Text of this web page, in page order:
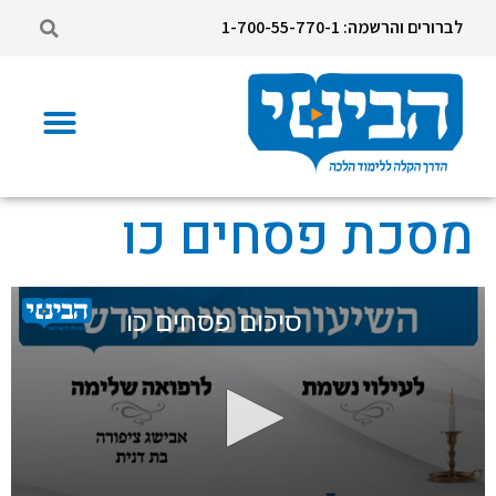
לברורים והרשמה: 1-700-55-770-1
מסכת פסחים כו
סיכום פסחים כו